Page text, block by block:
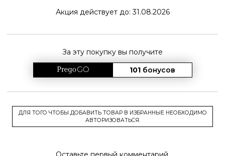
Акция действует до: 31.08.2026
За эту покупку вы получите
101 бонусов
ДЛЯ ТОГО ЧТОБЫ ДОБАВИТЬ ТОВАР В ИЗБРАННЫЕ НЕОБХОДИМО
АВТОРИЗОВАТЬСЯ.